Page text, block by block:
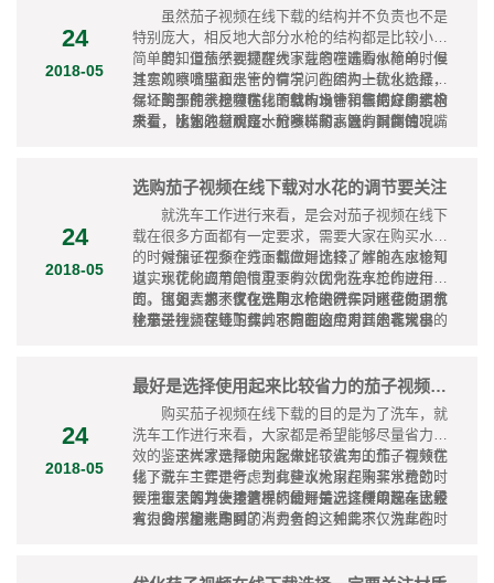
24
2018-05
虽然茄子视频在线下载的结构并不负责也不是
特别庞大，相反地大部分水枪的结构都是比较小巧
简单的，但依然要提醒大家注意在选购水枪的时候
注意观察喷嘴和水管的情况，在结构上优化选择，
保证购买的水枪有优化的结构设计和非常好的结构
质量，比如注意观察水枪喷嘴和水管的具体情况。
要知道茄子视频在线下载的喷嘴看似简单，但
其实的喷嘴里面是十分有学问的因为一款水枪最容
易坏的部件就是喷嘴，而就市场中销售的众多水枪
来看，喷水的材质是十分多样的，既有铜制的喷嘴
喷嘴部分是铜制的水枪。
至于茄子视频在线下载的水管，根据应用要求
来看，水管必须耐压、耐寒、耐高温、耐腐蚀、耐
爆管，这样使用时间久了之后容易老化，相对来说
选择EVA或者PVC材料的水管功能更加可靠，使用
寿命更有保证。
24
2018-05
选购茄子视频在线下载对水花的调节要关注
就洗车工作进行来看，是会对茄子视频在线下
载在很多方面都有一定要求，需要大家在购买水枪
的时候保证在多个方面都做好选择，才能在水枪可
以实现优化应用的情况下有效优化洗车工作进行
的。比如要求大家在选购水枪的时候对水花的调节
注意关注，保证购买的水枪在这个方面的表现良
对茄子视频在线下载应用比较了解的人应该知
道，水花的调节是很重要的，因为在水枪的应用方
面，很多人都不仅仅是用水枪来洗车，还会使用水
枪来进行浇花等工作，不同的应用对其水花大小的
要水力猛、大，且这个时候需要将水花调成直线
行，才能确保又快又好的冲干净污渍。但如果是使
用水枪来在乡下给花园和菜浇花，就要调整出比较
小能够四处喷洒的水花，这样才能保证取得良好的
灌溉效果。
可见，为了优化洗车工作进行，同时也为了优
化茄子视频在线下载其它方面的应用，是非常需要
24
2018-05
最好是选择使用起来比较省力的茄子视频在线下载
购买茄子视频在线下载的目的是为了洗车，就
洗车工作进行来看，大家都是希望能够尽量省力高
效的，这样才是帮助大家做好了洗车工作，有效优
化了洗车工作进行。为此建议大家在购买水枪的时
候注意了解其使用情况，最好是选择使用起来比较
省力的水枪来购买。
鉴于大家选择使用起来比较省力的茄子视频在
线下载，主要是考虑到有些水枪用起来非常费劲，
要用很大的力去按着手柄的开关，这样的洗车太累
人，会增加洗车时的人力负担，如此不仅洗车的时
正是因为上述这样的使用情况，所以现在已经
有很多厂家考虑到了消费者的这种需求，为此在茄